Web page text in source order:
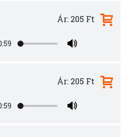
Ár: 205 Ft
Ár: 205 Ft